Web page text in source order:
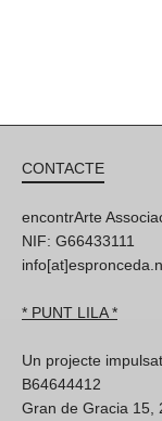
CONTACTE
encontrArte
NIF: G66433111
* PUNT LILA *
Un projecte
B64644412
Gran de Gracia 15,